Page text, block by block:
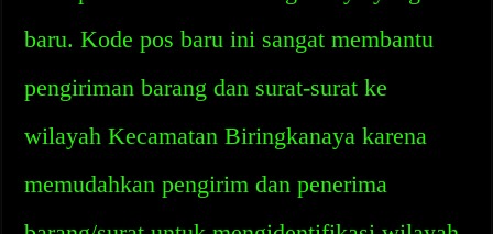
baru. Kode pos baru ini sangat membantu
pengiriman barang dan surat-surat ke
wilayah Kecamatan Biringkanaya karena
memudahkan pengirim dan penerima